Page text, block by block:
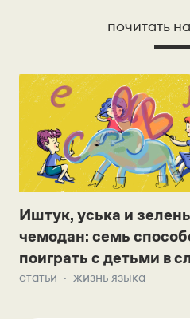
почитать
Иштук, уська и
чемодан: семь
поиграть с детьми в
статьи жизнь языка